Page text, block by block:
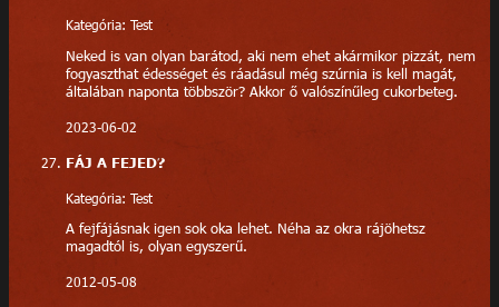
Kategória: Test
Neked is van olyan barátod, aki nem ehet akármikor pizzát, nem
fogyaszthat édességet és ráadásul még szúrnia is kell magát,
általában naponta többször? Akkor ő valószínűleg cukorbeteg.
2023-06-02
FÁJ A FEJED?
Kategória: Test
A fejfájásnak igen sok oka lehet. Néha az okra rájöhetsz
magadtól is, olyan egyszerű.
2012-05-08